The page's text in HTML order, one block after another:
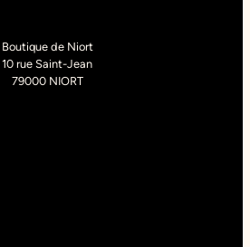
Boutique de Niort
10 rue Saint-Jean
79000 NIORT